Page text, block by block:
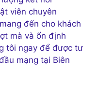
viên chuyên
đến cho khách
mà và ổn định
tôi ngay để được tư
mạng tại Biên